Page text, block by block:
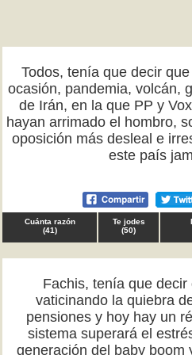
Todos, tenía que decir
ocasión, pandemia, volcán,
de Irán, en la que PP y
hayan arrimado el hombro,
oposición más desleal e
este país
Cuánta razón
(41)
Te jodes
(50)
Fachis, tenía que
vaticinando la quiebra
pensiones y hoy hay un
sistema superará el
generación del baby boom